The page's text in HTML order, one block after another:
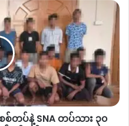
ည်း ဘိုးဘေးစဉ်ခေတ်
မျိုးမတူ အတူယှဉ်တွဲနေထိုင်
ြည်သူတွေကို ရန်သူလိုမဆက်ဘဲ
ညွှတ်စွာနေထိုင်သွားကြဖို့လည်း
ါတယ်။
တပ်နဲ့ SNA တပ်သား ၃၀